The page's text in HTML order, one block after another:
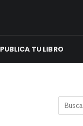
PUBLICA TU LIBRO